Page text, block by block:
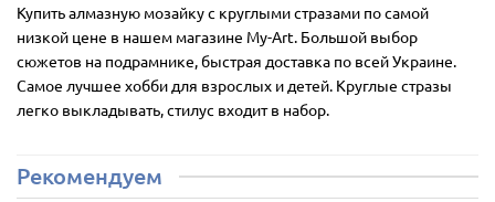
Купить алмазную мозайку с круглыми стразами по самой
низкой цене в нашем магазине My-Art. Большой выбор
сюжетов на подрамнике, быстрая доставка по всей Украине.
Самое лучшее хобби для взрослых и детей. Круглые стразы
легко выкладывать, стилус входит в набор.
Рекомендуем